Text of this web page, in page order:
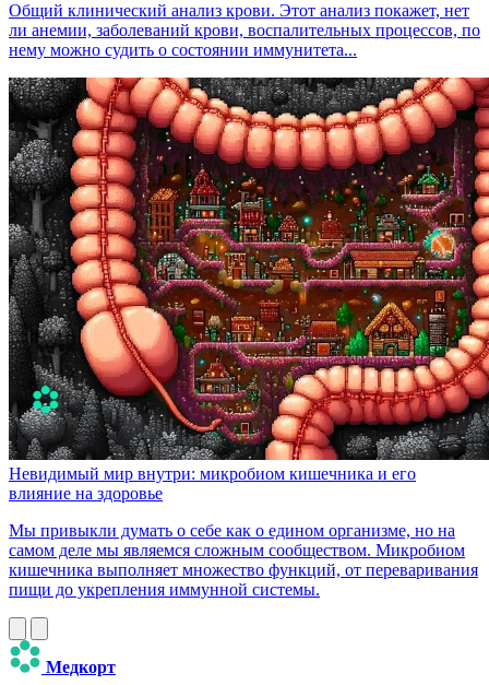
Общий клинический анализ крови. Этот анализ покажет, нет
ли анемии, заболеваний крови, воспалительных процессов, по
нему можно судить о состоянии иммунитета...
Невидимый мир внутри: микробиом кишечника и его
влияние на здоровье
Мы привыкли думать о себе как о едином организме, но на
самом деле мы являемся сложным сообществом. Микробиом
кишечника выполняет множество функций, от переваривания
пищи до укрепления иммунной системы.
Медкорт